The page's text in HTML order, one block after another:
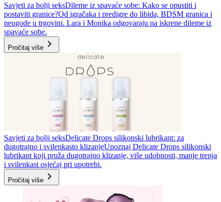
Savjeti za bolji seksDileme iz spavaće sobe: Kako se opustiti i
postaviti granice?Od igračaka i predigre do libida, BDSM granica i
neugode u trgovini. Lara i Monika odgovaraju na iskrene dileme iz
spavaće sobe.
Pročitaj više
Savjeti za bolji seksDelicate Drops silikonski lubrikant: za
dugotrajno i svilenkasto klizanjeUpoznaj Delicate Drops silikonski
lubrikant koji pruža dugotrajno klizanje, više udobnosti, manje trenja
i svilenkast osjećaj pri upotrebi.
Pročitaj više